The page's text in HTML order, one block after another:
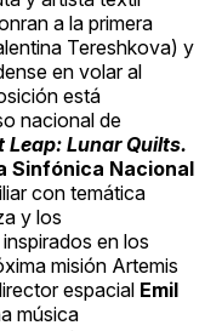
a la primera
Tereshkova) y
en volar al
está
nacional de
Leap: Lunar Quilts.
Sinfónica Nacional
con temática
y los
en los
misión Artemis
espacial Emil
música